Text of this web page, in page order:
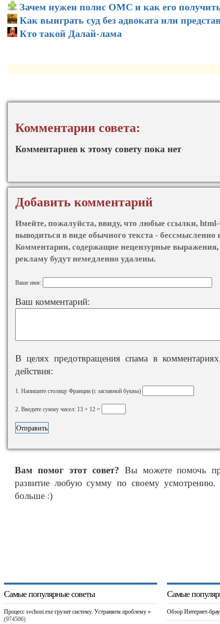
Зачем нужен полис ОМС и как его
Как выиграть суд без адвоката или
Кто такой Далай-лама
Комментарии совета:
Комментариев к этому совету пока нет
Добавить комментарий
Имейте, пожалуйста, ввиду, что любые ссылки,
выводиться в виде обычного текста - бессмысленно
Комментарии, содержащие нецензурные
рекламу будут немедленно удалены.
Ваше имя:
Ваш комментарий:
В целях предотвращения спама в
действия:
1. Напишите столицу Франции (с заглавной буквы)
2. Введите сумму чисел: 13 + 12 =
Вам помог этот совет? Вы можете помочь
развитие любую сумму по своему
больше :)
Самые популярные советы
Процесс svchost.exe грузит систему. Устраняем проблему »
(974506)
Самые
Обзор Интернет-